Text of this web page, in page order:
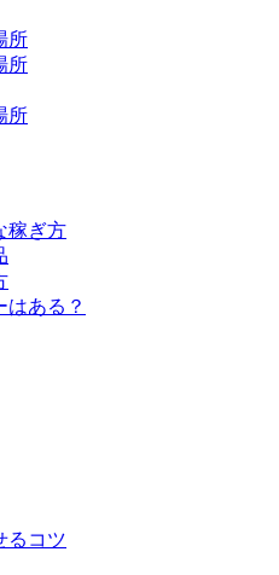
所
所
所
稼ぎ方
はある？
るコツ